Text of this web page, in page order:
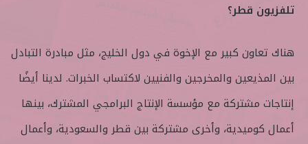
تلفزيون قطر؟
هناك تعاون كبير مع الإخوة في دول الخليج، مثل مبادرة التبادل
بين المذيعين والمخرجين والفنيين لاكتساب الخبرات. لدينا أيضًا
إنتاجات مشتركة مع مؤسسة الإنتاج البرامجي المشترك، بينها
أعمال كوميدية، وأخرى مشتركة بين قطر والسعودية، وأعمال